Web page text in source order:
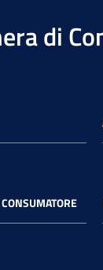
di